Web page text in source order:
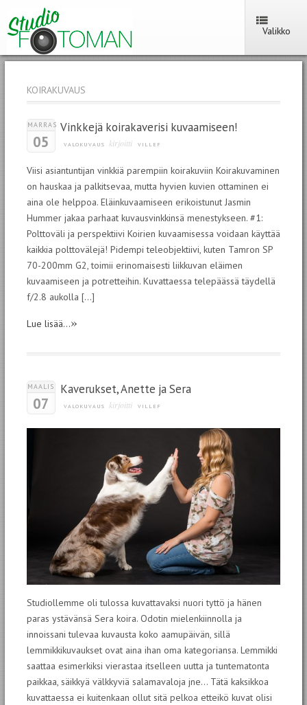
Valikko
KOIRAKUVAUS
MARRAS
05
Vinkkejä koirakaverisi kuvaamiseen!
VALOKUVAUS kirjoitti VILLEF
Viisi asiantuntijan vinkkiä parempiin koirakuviin Koirakuvaminen
on hauskaa ja palkitsevaa, mutta hyvien kuvien ottaminen ei
aina ole helppoa. Eläinkuvaamiseen erikoistunut Jasmin
Hummer jakaa parhaat kuvausvinkkinsä menestykseen. #1:
Polttoväli ja perspektiivi Koirien kuvaamisessa voidaan käyttää
kaikkia polttovälejä! Pidempi teleobjektiivi, kuten Tamron SP
70-200mm G2, toimii erinomaisesti liikkuvan eläimen
kuvaamiseen ja potretteihin. Kuvattaessa telepäässä täydellä
f/2.8 aukolla […]
Lue lisää...»
MAALIS
07
Kaverukset, Anette ja Sera
VALOKUVAUS kirjoitti VILLEF
Studiollemme oli tulossa kuvattavaksi nuori tyttö ja hänen
paras ystävänsä Sera koira. Odotin mielenkiinnolla ja
innoissani tulevaa kuvausta koko aamupäivän, sillä
lemmikkikuvaukset ovat aina ihan oma kategoriansa. Lemmikki
saattaa esimerkiksi vierastaa itselleen uutta ja tuntematonta
paikkaa, säikkyä välkkyviä salamavaloja jne… Tätä kaksikkoa
kuvattaessa ei kuitenkaan ollut sitä pelkoa etteikö kuvat olisi